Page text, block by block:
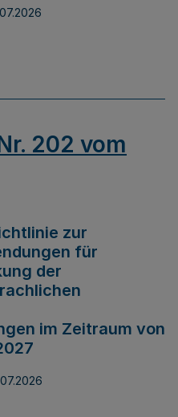
202 vom
zur
für
der
im Zeitraum von